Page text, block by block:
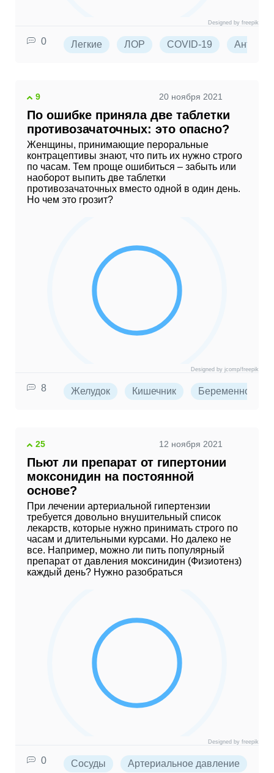
Designed by freepik
0 Легкие ЛОР COVID-19
9 20 ноября 2021
По ошибке приняла две таблетки
противозачаточных: это опасно?
Женщины, принимающие пероральные
контрацептивы знают, что пить их нужно строго
по часам. Тем проще ошибиться – забыть или
наоборот выпить две таблетки
противозачаточных вместо одной в один день.
Но чем это грозит?
Designed by jcomp/freepik
8 Желудок Кишечник Беременность
25 12 ноября 2021
Пьют ли препарат от гипертонии
моксонидин на постоянной
основе?
При лечении артериальной гипертензии
требуется довольно внушительный список
лекарств, которые нужно принимать строго по
часам и длительными курсами. Но далеко не
все. Например, можно ли пить популярный
препарат от давления моксинидин (Физиотенз)
каждый день? Нужно разобраться
Designed by freepik
0 Сосуды Артериальное давление